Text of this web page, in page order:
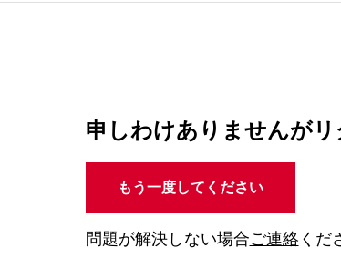
申しわけありませんがリ
もう一度してください
問題が解決しない場合ご連絡 くだ